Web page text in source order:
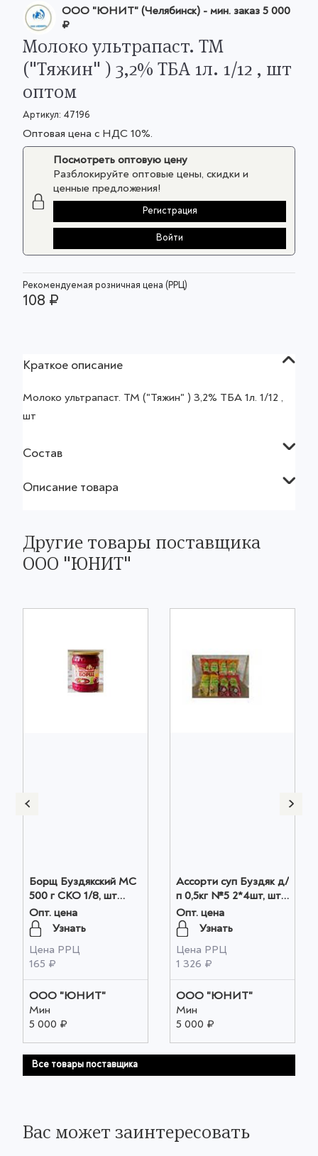
ООО "ЮНИТ" (Челябинск)- мин. заказ5 000
₽
Молоко ультрапаст. ТМ
("Тяжин" ) 3,2% ТБА 1л. 1/12 , шт
оптом
Артикул: 47196
Оптовая цена с НДС 10%.
Посмотреть оптовую цену
Разблокируйте оптовые цены, скидки и
ценные предложения!
Регистрация
Войти
Рекомендуемая розничная цена (РРЦ)
108 ₽
Краткое описание
Молоко ультрапаст. ТМ ("Тяжин" ) 3,2% ТБА 1л. 1/12 ,
шт
Состав
Описание товара
Другие товары поставщика
ООО "ЮНИТ"
Борщ Буздякский МС
500 г СКО 1/8, шт
оптом
Опт. цена
Узнать
Цена РРЦ
165 ₽
ООО "ЮНИТ"
Мин
5 000 ₽
Ассорти суп Буздяк д/
п 0,5кг №5 2*4шт, шт
оптом
Опт. цена
Узнать
Цена РРЦ
1 326 ₽
ООО "ЮНИТ"
Мин
5 000 ₽
Все товары поставщика
Вас может заинтересовать